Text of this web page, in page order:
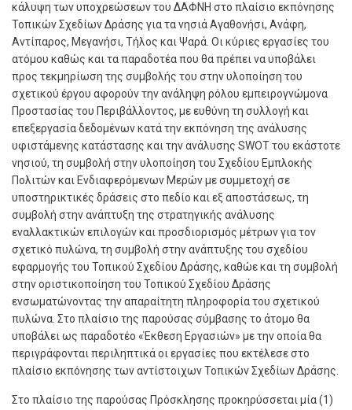
κάλυψη των υποχρεώσεων του ΔΑΦΝΗ στο πλαίσιο εκπόνησης
Τοπικών Σχεδίων Δράσης για τα νησιά Αγαθονήσι, Ανάφη,
Αντίπαρος, Μεγανήσι, Τήλος και Ψαρά. Οι κύριες εργασίες του
ατόμου καθώς και τα παραδοτέα που θα πρέπει να υποβάλει
προς τεκμηρίωση της συμβολής του στην υλοποίηση του
σχετικού έργου αφορούν την ανάληψη ρόλου εμπειρογνώμονα
Προστασίας του Περιβάλλοντος, με ευθύνη τη συλλογή και
επεξεργασία δεδομένων κατά την εκπόνηση της ανάλυσης
υφιστάμενης κατάστασης και την ανάλυσης SWOT του εκάστοτε
νησιού, τη συμβολή στην υλοποίηση του Σχεδίου Εμπλοκής
Πολιτών και Ενδιαφερόμενων Μερών με συμμετοχή σε
υποστηρικτικές δράσεις στο πεδίο και εξ αποστάσεως, τη
συμβολή στην ανάπτυξη της στρατηγικής ανάλυσης
εναλλακτικών επιλογών και προσδιορισμός μέτρων για τον
σχετικό πυλώνα, τη συμβολή στην ανάπτυξης του σχεδίου
εφαρμογής του Τοπικού Σχεδίου Δράσης, καθώε και τη συμβολή
στην οριστικοποίηση του Τοπικού Σχεδίου Δράσης
ενσωματώνοντας την απαραίτητη πληροφορία του σχετικού
πυλώνα. Στο πλαίσιο της παρούσας σύμβασης το άτομο θα
υποβάλει ως παραδοτέο «Έκθεση Εργασιών» με την οποία θα
περιγράφονται περιληπτικά οι εργασίες που εκτέλεσε στο
πλαίσιο εκπόνησης των αντίστοιχων Τοπικών Σχεδίων Δράσης.
Στο πλαίσιο της παρούσας Πρόσκλησης προκηρύσσεται μία (1)